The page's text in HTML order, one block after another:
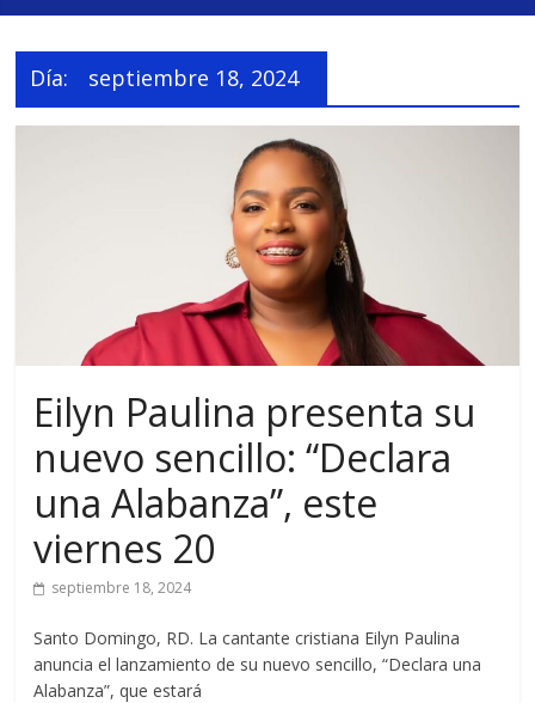
Día: septiembre 18, 2024
Eilyn Paulina presenta su
nuevo sencillo: “Declara
una Alabanza”, este
viernes 20
septiembre 18, 2024
Santo Domingo, RD. La cantante cristiana Eilyn Paulina
anuncia el lanzamiento de su nuevo sencillo, “Declara una
Alabanza”, que estará